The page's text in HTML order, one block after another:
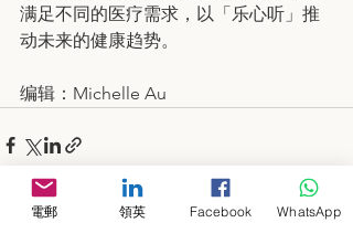
满足不同的医疗需求，以「乐心听」推
动未来的健康趋势。
编辑：Michelle Au
電郵 領英 Facebook WhatsApp